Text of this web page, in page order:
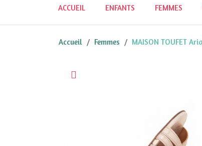
ACCUEIL ENFANTS FEMMES
Accueil Femmes MAISON TOUFET